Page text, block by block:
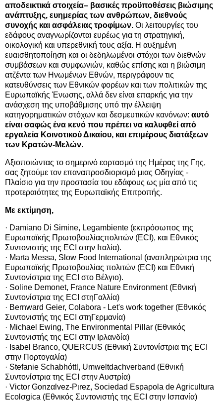
αποδεικτικά στοιχεία– βασικές προϋποθέσεις βιώσιμης
ανάπτυξης, ευημερίας των ανθρώπων, διεθνούς
συνοχής και ασφάλειας τροφίμων. Οι λειτουργίες του
εδάφους αναγνωρίζονται ευρέως για τη στρατηγική,
οικολογική και υπερεθνική τους αξία. Η αυξημένη
ευαισθητοποίηση και οι δεδηλωμένοι στόχοι των διεθνών
συμβάσεων και συμφωνιών, καθώς επίσης και η βιώσιμη
ατζέντα των Ηνωμένων Εθνών, περιγράφουν τις
κατευθύνσεις των Εθνικών φορέων και των πολιτικών της
Ευρωπαϊκής Ένωσης, αλλά δεν είναι επαρκής για την
ανάσχεση της υποβάθμισης υπό την έλλειψη
κατηγορηματικών στόχων και δεσμευτικών κανόνων: αυτό
είναι σαφώς ένα κενό που πρέπει να καλυφθεί από
εργαλεία Κοινοτικού Δικαίου, και επιμέρους διατάξεων
των Κρατών-Μελών.
Αξιοποιώντας το σημερινό εορτασμό της Ημέρας της Γης,
σας ζητούμε τον επαναπροσδιορισμό μιας Οδηγίας -
Πλαίσιο για την προστασία του εδάφους ως μία από τις
προτεραιότητες της Ευρωπαϊκής Επιτροπής.
Με εκτίμηση,
· Damiano Di Simine, Legambiente (εκπρόσωπος της
Ευρωπαϊκής Πρωτοβουλίαςπολιτών (ECI), και Εθνικός
Συντονιστής της ECI στην Ιταλία).
· Marta Messa, Slow Food International (αναπληρώτρια της
Ευρωπαϊκής Πρωτοβουλίας πολιτών (ECI) και Εθνική
Συντονίστρια της ECI στο Βέλγιο).
· Soline Demonet, France Nature Environment (Εθνική
Συντονίστρια της ECI στηΓαλλία)
· Bernward Geier, Colabora - Let's work together (Εθνικός
Συντονιστής της ECI στηΓερμανία)
· Michael Ewing, The Environmental Pillar (Εθνικός
Συντονιστής της ECI στην Ιρλανδία)
· Isabel Branco, QUERCUS (Εθνική Συντονίστρια της ECI
στην Πορτογαλία)
· Stefanie Schabhόttl, Umweltdachverband (Εθνική
Συντονίστρια της ECI στην Αυστρία)
· Victor Gonzαlvez-Pιrez, Sociedad Espaρola de Agricultura
Ecolσgica (Εθνικός Συντονιστής της ECI στην Ισπανία)